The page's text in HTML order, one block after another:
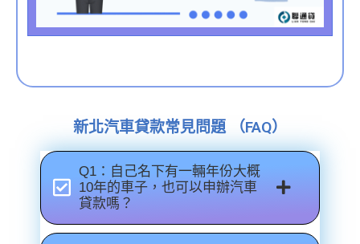
新北汽車貸款常見問題 （FAQ）
Q1：自己名下有一輛年份大概
10年的車子，也可以申辦汽車
貸款嗎？